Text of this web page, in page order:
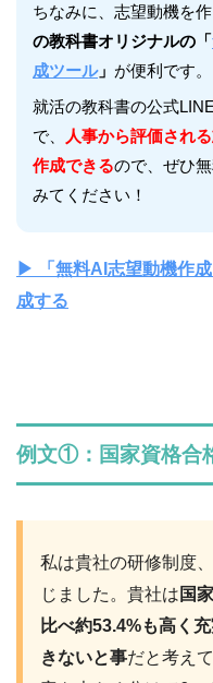
ちなみに、志望動機を作
の教科書オリジナルの「
成ツール」 が便利です。
就活の教科書の公式
で、
人事から評価され
作成できるので、ぜひ
みてください！
▶︎ 「無料AI志望動機作
成する
例文①：国家資格合
私は貴社の研修制度
じました。貴社は 国
比べ約53.4%も高く
きないと事だと考え